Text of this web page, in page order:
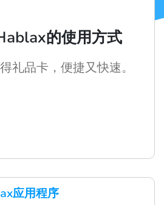
应用程序
的使用方式
礼品卡，便捷又快速。